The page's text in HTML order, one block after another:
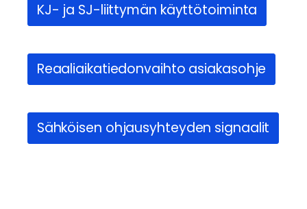
KJ- ja SJ-liittymän käyttötoiminta
Reaaliaikatiedonvaihto asiakasohje
Sähköisen ohjausyhteyden signaalit